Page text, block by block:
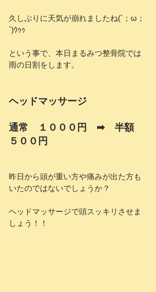
久しぶりに天気が崩れましたね(´；ω；
`)ｳｩｩ
という事で、本日まるみつ整骨院では
雨の日割をします。
ヘッドマッサージ
通常　１０００円　➡　半額
５００円
昨日から頭が重い方や痛みが出た方も
いたのではないでしょうか？
ヘッドマッサージで頭スッキリさせま
しょう！！